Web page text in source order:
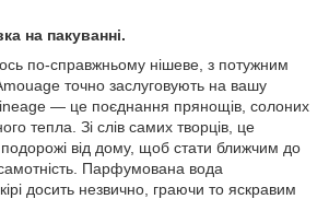
на пакуванні.
по-справжньому нішеве, з потужним
точно заслуговують на вашу
— це поєднання прянощів, солоних
тепла. Зі слів самих творців, це
від дому, щоб стати ближчим до
Парфумована вода
досить незвично, граючи то яскравим